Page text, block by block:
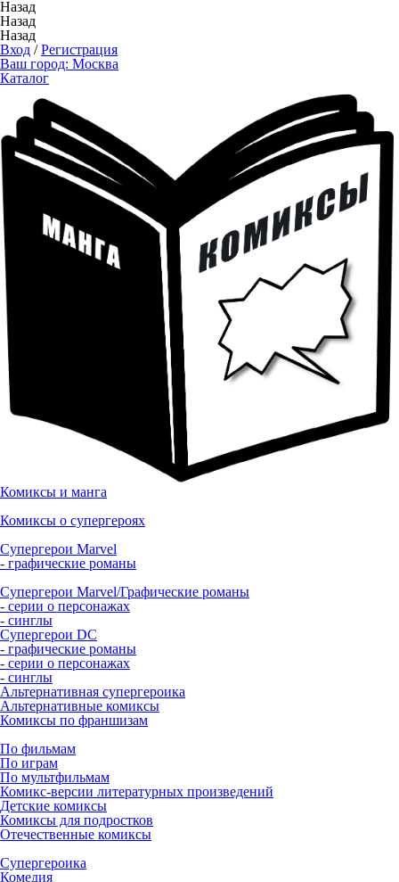
Назад
Назад
Назад
Вход /Регистрация
Ваш город: Москва
Каталог
Комиксы и манга
Комиксы о супергероях
Супергерои Marvel
- графические романы
Супергерои Marvel/Графические романы
- серии о персонажах
- синглы
Супергерои DC
- графические романы
- серии о персонажах
- синглы
Альтернативная супергероика
Альтернативные комиксы
Комиксы по франшизам
По фильмам
По играм
По мультфильмам
Комикс-версии литературных произведений
Детские комиксы
Комиксы для подростков
Отечественные комиксы
Супергероика
Комедия